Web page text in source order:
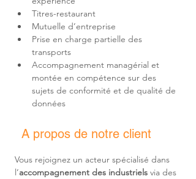
Prise en charge partielle des
Accompagnement managérial et
montée en compétence sur des
sujets de conformité et de qualité de
données
A propos de notre client
Vous rejoignez un acteur spécialisé dans
l’accompagnement des industriels via des